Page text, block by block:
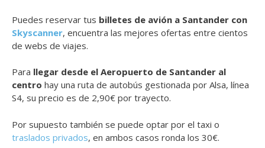
Puedes reservar tus billetes de avión a Santander con
Skyscanner, encuentra las mejores ofertas entre cientos
de webs de viajes.
Para llegar desde el Aeropuerto de Santander al
centro hay una ruta de autobús gestionada por Alsa, línea
S4, su precio es de 2,90€ por trayecto.
Por supuesto también se puede optar por el taxi o
traslados privados, en ambos casos ronda los 30€.